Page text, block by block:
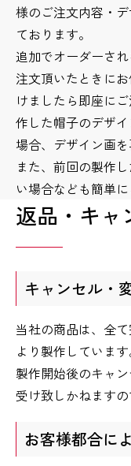
様のご注文内容・
ております。
追加でオーダーさ
注文頂いたときに
けましたら即座に
作した帽子のデザ
場合、デザイン画
また、前回の製作
い場合なども簡単に
返品・キャ
キャンセル・
当社の商品は、全
より製作しています
製作開始後のキャ
受け致しかねますの
お客様都合に